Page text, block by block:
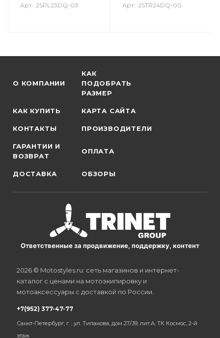
Арт.: 2SPL23DQ-03
Арт.: 2STR24DQ-00
О КОМПАНИИ
КАК
ПОДОБРАТЬ
РАЗМЕР
КАК КУПИТЬ КАРТА САЙТА
КОНТАКТЫ ПРОИЗВОДИТЕЛИ
ГАРАНТИИ И
ВОЗВРАТ
ОПЛАТА
ДОСТАВКА ОБЗОРЫ
Ответственные за продвижение, поддержку, контент
2026 © Motostyles.ru: сеть магазинов и интернет-
каталог с ценами на мотоэкипировку и
мотоаксессуары с доставкой по России.
+7(952) 377-47-77
Санкт-Петербург, г. , ул. Типанова, дом 27/39, лит.А, ТК Космос, 2-й
этаж